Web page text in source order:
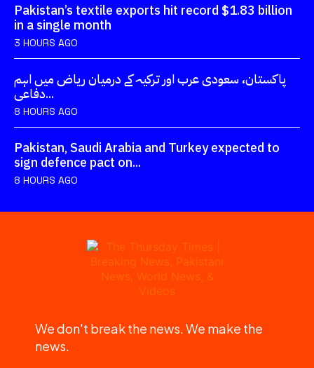
Pakistan’s textile exports hit record $1.83 billion
in a single month
3 HOURS AGO
پاکستان، سعودی عرب اور ترکیہ کے درمیان ریاض میں اہم
دفاعی...
8 HOURS AGO
Pakistan, Saudi Arabia and Turkey expected to
sign defence pact on...
8 HOURS AGO
We don't break the news. We make the
news.